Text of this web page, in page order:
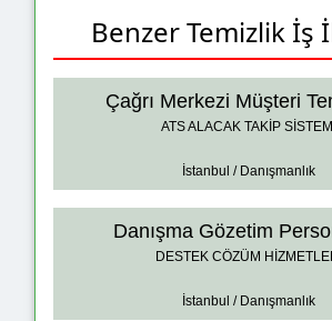
Benzer Temizlik İş
Çağrı Merkezi Müşteri
ATS ALACAK TAKİP SİSTEMİ
İstanbul / Danışmanlık
Danışma Gözetim
DESTEK CÖZÜM
İstanbul / Danışmanlık